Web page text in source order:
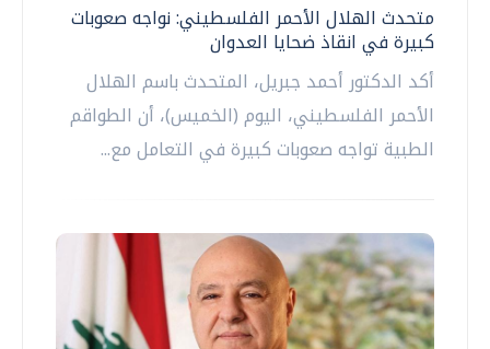
متحدث الهلال الأحمر الفلسطيني: نواجه صعوبات
كبيرة في انقاذ ضحايا العدوان
أكد الدكتور أحمد جبريل، المتحدث باسم الهلال
الأحمر الفلسطيني، اليوم (الخميس)، أن الطواقم
الطبية تواجه صعوبات كبيرة في التعامل مع...